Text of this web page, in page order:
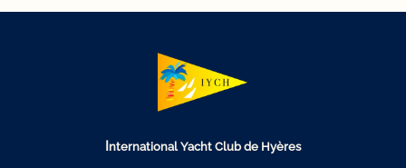
International Yacht Club de Hyères